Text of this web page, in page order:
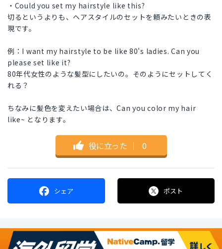
・Could you set my hairstyle like this?
切るというよりも、ヘアスタイルのセットを頼みたいときの表
現です。
例：I want my hairstyle to be like 80's ladies. Can you
please set like it?
80年代女性のような髪型にしたいの。そのようにセットしてく
れる？
ちなみに髪色を変えたい場合は、Can you color my hair
like~ となります。
役に立った ｜ 0
シェア ポスト